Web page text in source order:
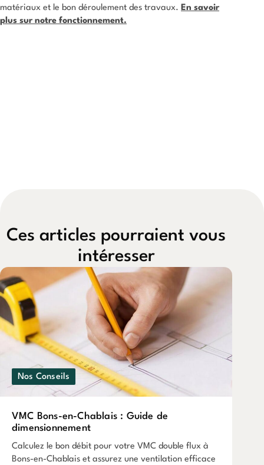
matériaux et le bon déroulement des travaux. En savoir
plus sur notre fonctionnement.
Ces articles pourraient vous
intéresser
Nos Conseils
VMC Bons-en-Chablais : Guide de
dimensionnement
Calculez le bon débit pour votre VMC double flux à
Bons-en-Chablais et assurez une ventilation efficace